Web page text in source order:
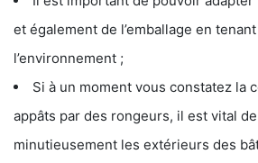
et également de l’emballage en
l’environnement ;
Si à un moment vous constatez la
appâts par des rongeurs, il est vital
minutieusement les extérieurs des